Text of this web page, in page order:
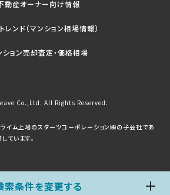
索条件を変更する
動産オーナー向け情報
レンド（マンション相場情報）
ション売却査定・価格相場
Co.,Ltd. All Rights Reserved.
ライム上場のスターツコーポレーション㈱の子会社であ
ています。